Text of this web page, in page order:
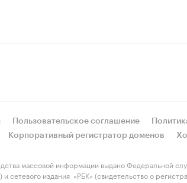
Пользовательское соглашение
Корпоративный регистратор доменов
массовой информации выдано Федеральной
издания «РБК» (свидетельство о